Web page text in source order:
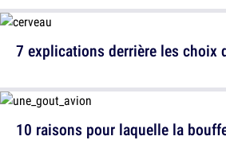
10 raisons pour laquelle la
7 explications derrière les choix